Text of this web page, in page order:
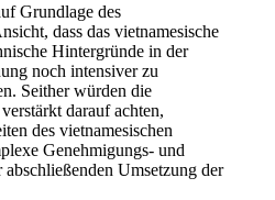
Grundlage des
dass das vietnamesische
Hintergründe in der
noch intensiver zu
Seither würden die
darauf achten,
des vietnamesischen
Genehmigungs- und
Umsetzung der